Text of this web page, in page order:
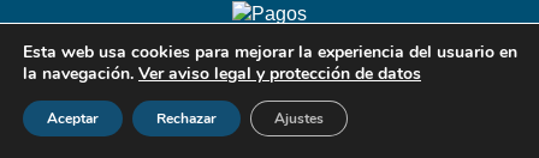
Esta web usa cookies para mejorar la experiencia del usuario en
la navegación. Ver aviso legal y protección de datos
Aceptar Rechazar Ajustes